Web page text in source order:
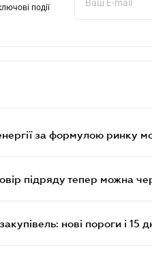
події
за формулою ринку
підряду тепер можна
нові пороги і 15